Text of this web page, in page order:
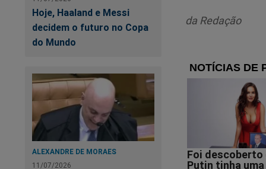
Hoje, Haaland e Messi
decidem o futuro no Copa
do Mundo
ALEXANDRE DE MORAES
11/07/2026
Você, leitor do
Alexandre de
judiciário. Foi
comerciais. Para
da Redação